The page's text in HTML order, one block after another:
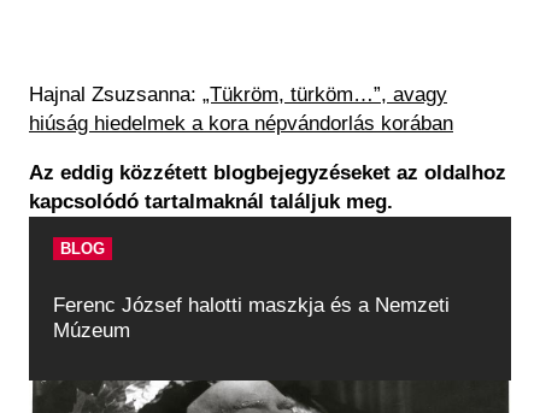
Hajnal Zsuzsanna: „Tükröm, türköm…”, avagy
hiúság hiedelmek a kora népvándorlás korában
Az eddig közzétett blogbejegyzéseket az oldalhoz
kapcsolódó tartalmaknál találjuk meg.
BLOG
Ferenc József halotti maszkja és a Nemzeti
Múzeum